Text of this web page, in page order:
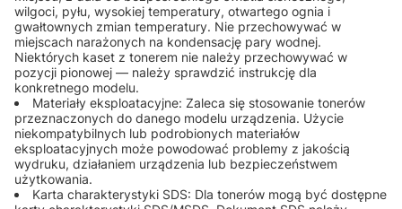
wilgoci, pyłu, wysokiej temperatury, otwartego ognia i
gwałtownych zmian temperatury. Nie przechowywać w
miejscach narażonych na kondensację pary wodnej.
Niektórych kaset z tonerem nie należy przechowywać w
pozycji pionowej — należy sprawdzić instrukcję dla
konkretnego modelu.
Materiały eksploatacyjne: Zaleca się stosowanie tonerów
przeznaczonych do danego modelu urządzenia. Użycie
niekompatybilnych lub podrobionych materiałów
eksploatacyjnych może powodować problemy z jakością
wydruku, działaniem urządzenia lub bezpieczeństwem
użytkowania.
Karta charakterystyki SDS: Dla tonerów mogą być dostępne